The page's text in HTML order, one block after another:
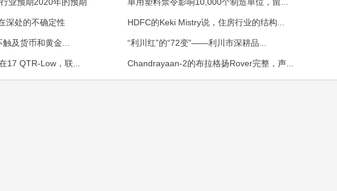
深处的不确定性 HDFC的Keki Mistry说，住房行业的结构...
及货币和黄金... “利川红”的“72变”——利川市深耕品...
17 QTR-Low，联... Chandrayaan-2的布拉格扬Rover完整，声...